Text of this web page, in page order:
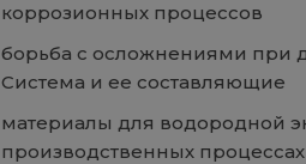
коррозионных процессов
борьба с осложнениями при
Система и ее составляющие
материалы для водородной
производственных процессах